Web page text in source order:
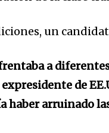
un
a diferentes
de
haber arruinado